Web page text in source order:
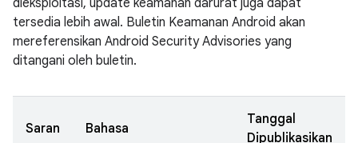
dieksploitasi, update keamanan darurat juga dapat
tersedia lebih awal. Buletin Keamanan Android akan
mereferensikan Android Security Advisories yang
ditangani oleh buletin.
Saran Bahasa
Tanggal
Dipublikasikan